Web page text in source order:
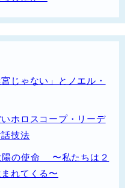
じゃない」とノエル・
ホロスコープ・リーデ
技法
の使命 〜私たちは２
れてくる〜